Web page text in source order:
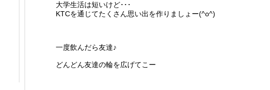
大学生活は短いけど･･･
KTCを通じてたくさん思い出を作りましょー(^o^)ゞ
一度飲んだら友達♪
どんどん友達の輪を広げてこー